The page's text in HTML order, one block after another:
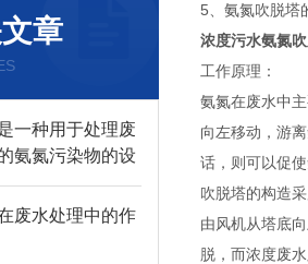
章
一种用于处理废
氨氮污染物的设
废水处理中的作
5、氨氮吹脱塔
浓度污水氨氮
工作原理：
氨氮在废水中
向左移动，游
话，则可以促
吹脱塔的构造
由风机从塔底
脱，而浓度废